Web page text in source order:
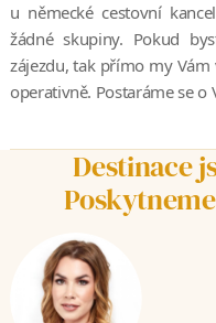
u německé cestovní
žádné skupiny. Pokud
zájezdu, tak přímo my
operativně. Postaráme se o
Destinace